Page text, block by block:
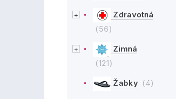
Zdravotná
(56)
Zimná
(121)
Žabky (4)